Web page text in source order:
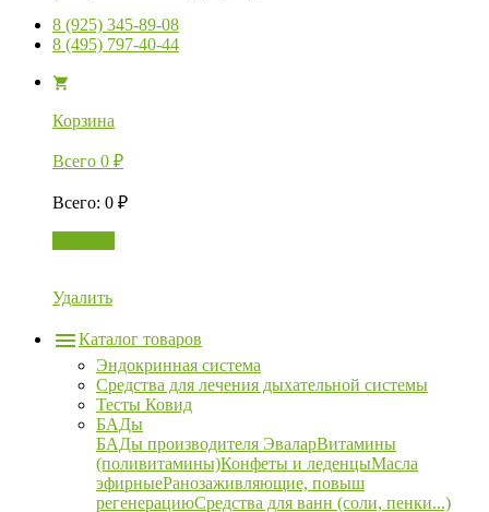
8 (925) 345-89-08
8 (495) 797-40-44
Корзина
Всего 0 ₽
Всего: 0 ₽
Удалить
Каталог товаров
Эндокринная система
Средства для лечения дыхательной системы
Тесты Ковид
БАДы
БАДы производителя ЭваларВитамины
(поливитамины)Конфеты и леденцыМасла
эфирныеРанозаживляющие, повыш
регенерациюСредства для ванн (соли, пенки...)